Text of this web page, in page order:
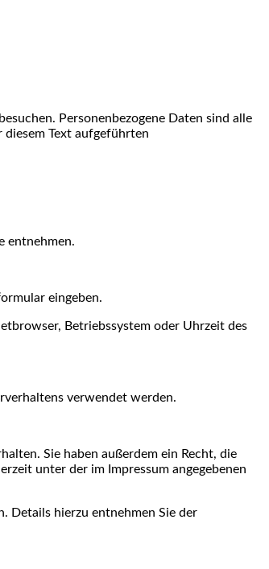
Personenbezogene Daten sind alle
Text aufgeführten
entnehmen.
eingeben.
Betriebssystem oder Uhrzeit des
verwendet werden.
Sie haben außerdem ein Recht, die
unter der im Impressum angegebenen
Details hierzu entnehmen Sie der